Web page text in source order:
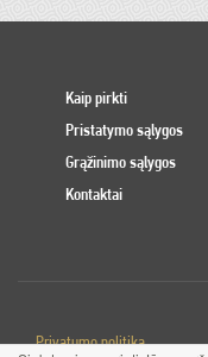
Kaip pirkti
Pristatymo sąlygos
Grąžinimo sąlygos
Kontaktai
Privatumo politika